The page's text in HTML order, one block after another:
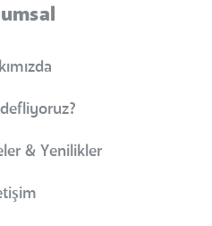
& Yenilikler